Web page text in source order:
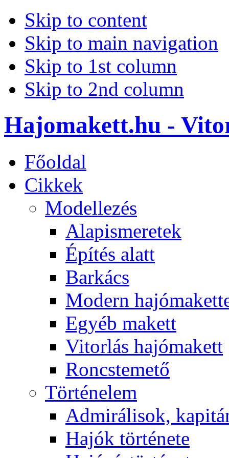
Skip to content
Skip to main navigation
Skip to 1st column
Skip to 2nd column
Hajomakett.hu -
Főoldal
Cikkek
Modellezés
Alapismeretek
Építés alatt
Barkács
Modern
Egyéb makett
Vitorlás hajómakett
Roncstemető
Történelem
Admirálisok,
Hajók története